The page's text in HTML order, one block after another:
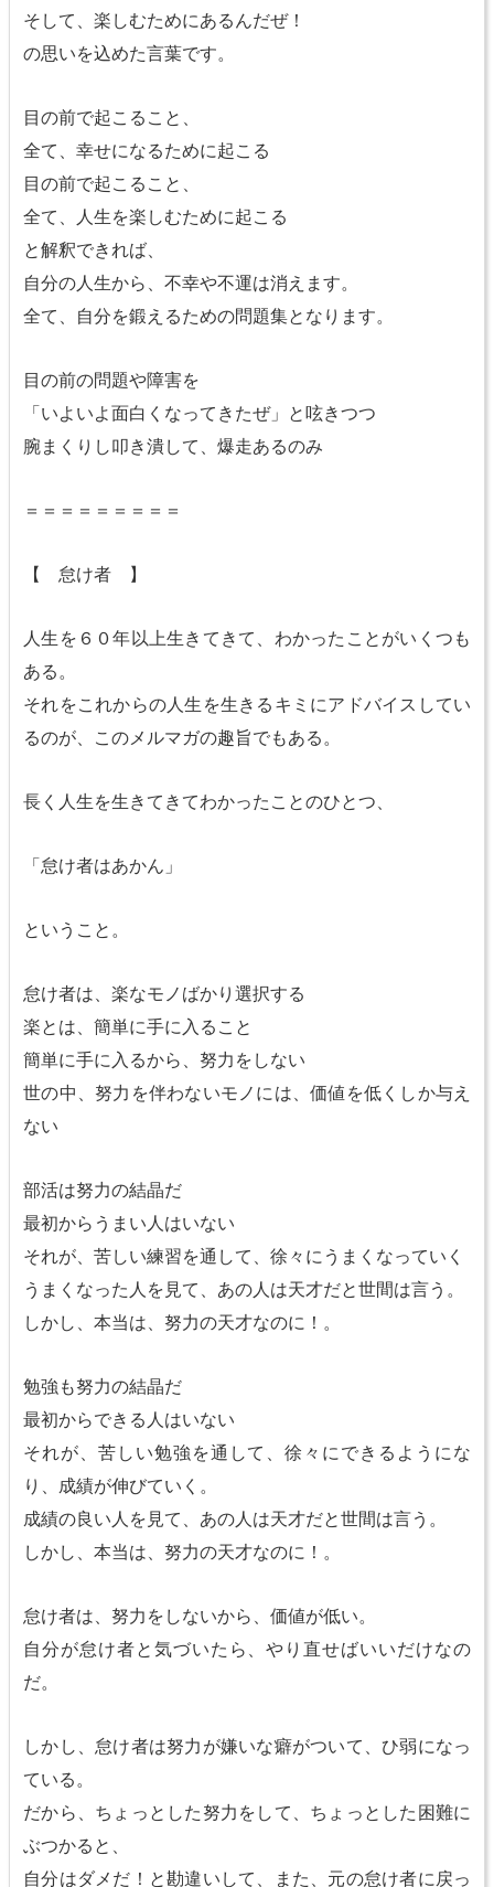
そして、楽しむためにあるんだぜ！
の思いを込めた言葉です。
目の前で起こること、
全て、幸せになるために起こる
目の前で起こること、
全て、人生を楽しむために起こる
と解釈できれば、
自分の人生から、不幸や不運は消えます。
全て、自分を鍛えるための問題集となります。
目の前の問題や障害を
「いよいよ面白くなってきたぜ」と呟きつつ
腕まくりし叩き潰して、爆走あるのみ
＝＝＝＝＝＝＝＝＝
【 怠け者 】
人生を６０年以上生きてきて、わかったことがいくつも
ある。
それをこれからの人生を生きるキミにアドバイスしてい
るのが、このメルマガの趣旨でもある。
長く人生を生きてきてわかったことのひとつ、
「怠け者はあかん」
ということ。
怠け者は、楽なモノばかり選択する
楽とは、簡単に手に入ること
簡単に手に入るから、努力をしない
世の中、努力を伴わないモノには、価値を低くしか与え
ない
部活は努力の結晶だ
最初からうまい人はいない
それが、苦しい練習を通して、徐々にうまくなっていく
うまくなった人を見て、あの人は天才だと世間は言う。
しかし、本当は、努力の天才なのに！。
勉強も努力の結晶だ
最初からできる人はいない
それが、苦しい勉強を通して、徐々にできるようにな
り、成績が伸びていく。
成績の良い人を見て、あの人は天才だと世間は言う。
しかし、本当は、努力の天才なのに！。
怠け者は、努力をしないから、価値が低い。
自分が怠け者と気づいたら、やり直せばいいだけなの
だ。
しかし、怠け者は努力が嫌いな癖がついて、ひ弱になっ
ている。
だから、ちょっとした努力をして、ちょっとした困難に
ぶつかると、
自分はダメだ！と勘違いして、また、元の怠け者に戻っ